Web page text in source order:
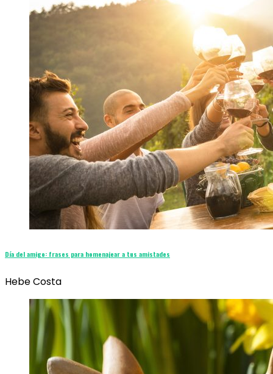
Día del amigo: frases para homenajear a tus amistades
Hebe Costa